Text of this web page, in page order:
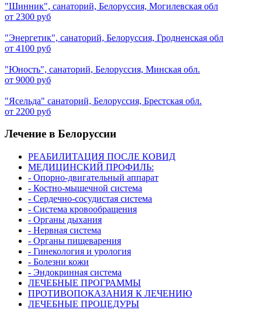
"Шинник", санаторий, Белоруссия, Могилевская обл
от 2300 руб
"Энергетик", санаторий, Белоруссия, Гродненская обл
от 4100 руб
"Юность", санаторий, Белоруссия, Минская обл.
от 9000 руб
"Ясельда" санаторий, Белоруссия, Брестская обл.
от 2200 руб
Лечение в Белоруссии
РЕАБИЛИТАЦИЯ ПОСЛЕ КОВИД
МЕДИЦИНСКИЙ ПРОФИЛЬ:
- Опорно-двигательный аппарат
- Костно-мышечной система
- Сердечно-сосудистая система
- Система кровообращения
- Органы дыхания
- Нервная система
- Органы пищеварения
- Гинекология и урология
- Болезни кожи
- Эндокринная система
ЛЕЧЕБНЫЕ ПРОГРАММЫ
ПРОТИВОПОКАЗАНИЯ К ЛЕЧЕНИЮ
ЛЕЧЕБНЫЕ ПРОЦЕДУРЫ